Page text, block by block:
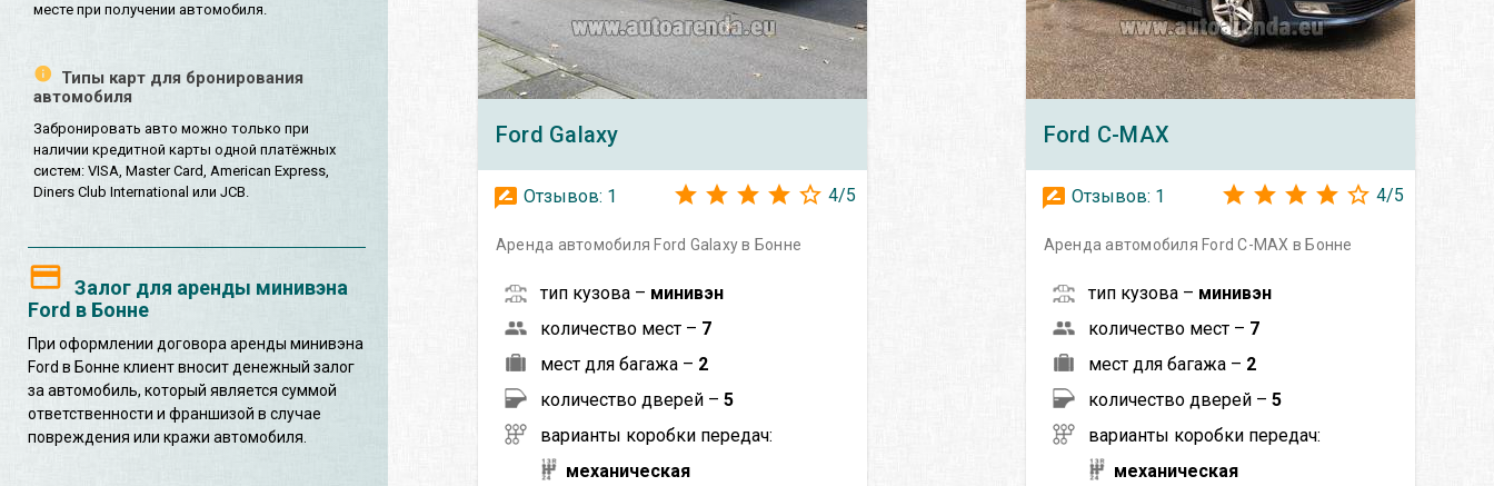
месте при получении автомобиля.
Типы карт для бронирования
автомобиля
Забронировать авто можно только при
наличии кредитной карты одной платёжных
систем: VISA, Master Card, American Express,
Diners Club International или JCB.
Залог для аренды минивэна
Ford в Бонне
При оформлении договора аренды минивэна
Ford в Бонне клиент вносит денежный залог
за автомобиль, который является суммой
ответственности и франшизой в случае
повреждения или кражи автомобиля.
Ford Galaxy
Отзывов: 1 4/5
Аренда автомобиля Ford Galaxy в Бонне
тип кузова – минивэн
количество мест – 7
мест для багажа – 2
количество дверей – 5
варианты коробки передач:
механическая
Ford C-MAX
Отзывов: 1 4/5
Аренда автомобиля Ford C-MAX в Бонне
тип кузова – минивэн
количество мест – 7
мест для багажа – 2
количество дверей – 5
варианты коробки передач:
механическая